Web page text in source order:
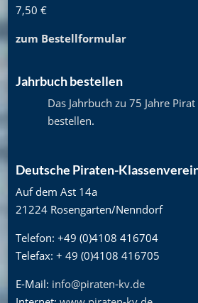
7,50 €
zum Bestellformular
Jahrbuch bestellen
Das Jahrbuch zu 75 Jahre
bestellen.
Deutsche Piraten-
Auf dem Ast 14a
21224 Rosengarten/Nenndorf
Telefon: +49 (0)4108 416704
Telefax: + 49 (0)4108 416705
E-Mail: info@piraten-kv.de